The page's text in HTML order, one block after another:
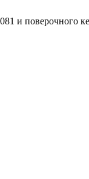
поверочного